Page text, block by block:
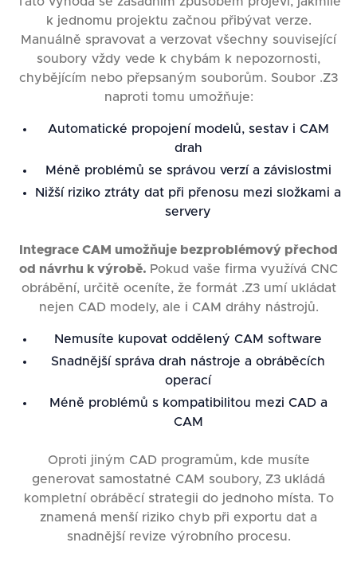
k jednomu projektu začnou přibývat verze.
Manuálně spravovat a verzovat všechny související
soubory vždy vede k chybám k nepozornosti,
chybějícím nebo přepsaným souborům. Soubor .Z3
naproti tomu umožňuje:
Automatické propojení modelů, sestav i CAM
drah
Méně problémů se správou verzí a závislostmi
Nižší riziko ztráty dat při přenosu mezi složkami a
servery
Integrace CAM umožňuje bezproblémový přechod
od návrhu k výrobě. Pokud vaše firma využívá CNC
obrábění, určitě oceníte, že formát .Z3 umí ukládat
nejen CAD modely, ale i CAM dráhy nástrojů.
Nemusíte kupovat oddělený CAM software
Snadnější správa drah nástroje a obráběcích
operací
Méně problémů s kompatibilitou mezi CAD a
CAM
Oproti jiným CAD programům, kde musíte
generovat samostatné CAM soubory, Z3 ukládá
kompletní obráběcí strategii do jednoho místa. To
znamená menší riziko chyb při exportu dat a
snadnější revize výrobního procesu.